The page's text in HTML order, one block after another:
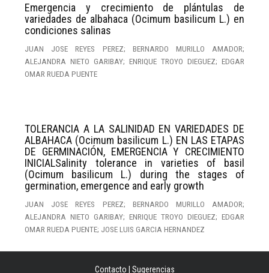
Emergencia y crecimiento de plántulas de
variedades de albahaca (Ocimum basilicum L.) en
condiciones salinas
JUAN JOSE REYES PEREZ; BERNARDO MURILLO AMADOR;
ALEJANDRA NIETO GARIBAY; ENRIQUE TROYO DIEGUEZ; EDGAR
OMAR RUEDA PUENTE
TOLERANCIA A LA SALINIDAD EN VARIEDADES DE
ALBAHACA (Ocimum basilicum L.) EN LAS ETAPAS
DE GERMINACIÓN, EMERGENCIA Y CRECIMIENTO
INICIALSalinity tolerance in varieties of basil
(Ocimum basilicum L.) during the stages of
germination, emergence and early growth
JUAN JOSE REYES PEREZ; BERNARDO MURILLO AMADOR;
ALEJANDRA NIETO GARIBAY; ENRIQUE TROYO DIEGUEZ; EDGAR
OMAR RUEDA PUENTE; JOSE LUIS GARCIA HERNANDEZ
Contacto Sugerencias